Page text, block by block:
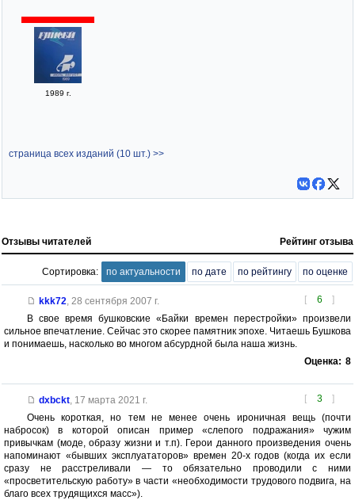
1989 г.
страница всех изданий (10 шт.) >>
Отзывы читателей Рейтинг отзыва
Сортировка: по актуальности по дате по рейтингу по оценке
[ 6 ]
kkk72 28 сентября 2007 г.
В свое время бушковские «Байки времен перестройки» произвели
сильное впечатление. Сейчас это скорее памятник эпохе. Читаешь Бушкова
и понимаешь, насколько во многом абсурдной была наша жизнь.
Оценка: 8
[ 3 ]
dxbckt, 17 марта 2021 г.
Очень короткая, но тем не менее очень ироничная вещь (почти
набросок) в которой описан пример «слепого подражания» чужим
привычкам (моде, образу жизни и т.п). Герои данного произведения очень
напоминают «бывших эксплуататоров» времен 20-х годов (когда их если
сразу не расстреливали — то обязательно проводили с ними
«просветительскую работу» в части «необходимости трудового подвига, на
благо всех трудящихся масс»).